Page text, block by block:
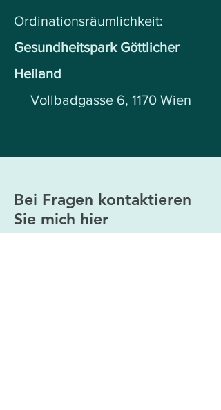
Ordinationsräumlichkeit:
Gesundheitspark Göttlicher
Heiland
Vollbadgasse 6, 1170 Wien
Bei Fragen kontaktieren
Sie mich hier